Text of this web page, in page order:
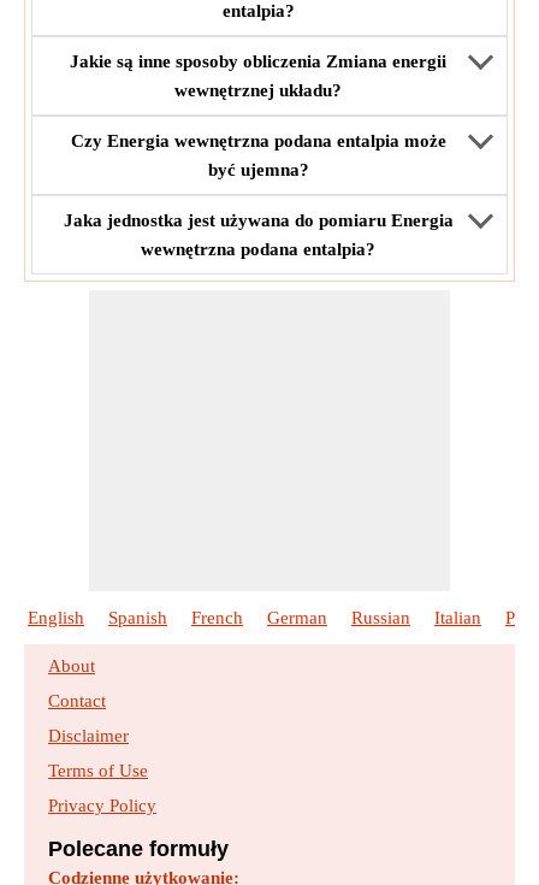
entalpia?
Jakie są inne sposoby obliczenia Zmiana energii
wewnętrznej układu?
Czy Energia wewnętrzna podana entalpia może
być ujemna?
Jaka jednostka jest używana do pomiaru Energia
wewnętrzna podana entalpia?
English Spanish French German Russian Italian
About
Contact
Disclaimer
Terms of Use
Privacy Policy
Polecane formuły
Codzienne użytkowanie: